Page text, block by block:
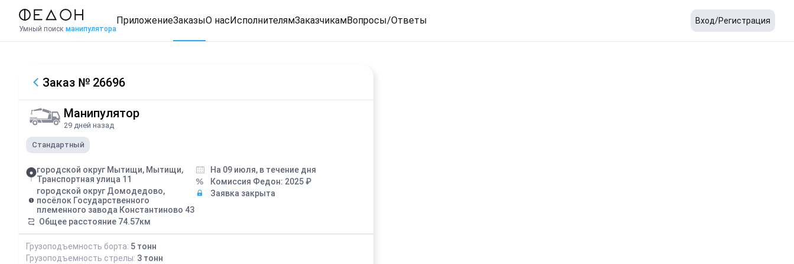
Умный поиск манипулятора
ПриложениеЗаказыО насИсполнителямЗаказчикамВопросы/Ответы Вход/Регистрация
Заказ № 26696
Манипулятор
29 дней назад
Стандартный
городской округ Мытищи, Мытищи,
Транспортная улица 11
городской округ Домодедово,
посёлок Государственного
племенного завода Константиново 43
Общее расстояние 74.57км
На 09 июля, в течение дня
Комиссия Федон: 2025 ₽
Заявка закрыта
Грузоподъемность борта: 5 тонн
Грузоподъемность стрелы: 3 тонн